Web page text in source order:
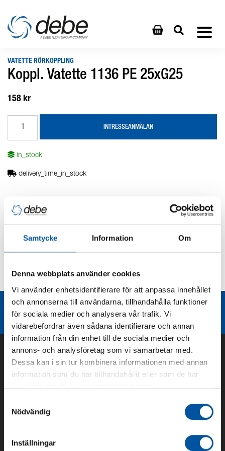
Samtycke Information Om
Denna webbplats använder cookies
Vi använder enhetsidentifierare för att anpassa innehållet
och annonserna till användarna, tillhandahålla funktioner
för sociala medier och analysera vår trafik. Vi
vidarebefordrar även sådana identifierare och annan
information från din enhet till de sociala medier och
annons- och analysföretag som vi samarbetar med.
Dessa kan i sin tur kombinera informationen med annan
information som du har tillhandahållit eller som de har
samlat in när du har använt deras tjänster.
Nödvändig
Inställningar
VATETTE RÖRKOPPLING
Koppl. Vatette 1136 PE 25xG25
158 kr
INTRESSEANMÄLAN
in_stock
delivery_time_in_stock
Produktbeskrivning
Kurvor
Liknande produktgrupper
Om oss